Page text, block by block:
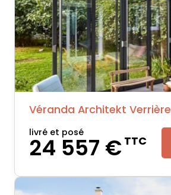
Véranda Architekt Verrière
livré et posé
24 557 €TTC